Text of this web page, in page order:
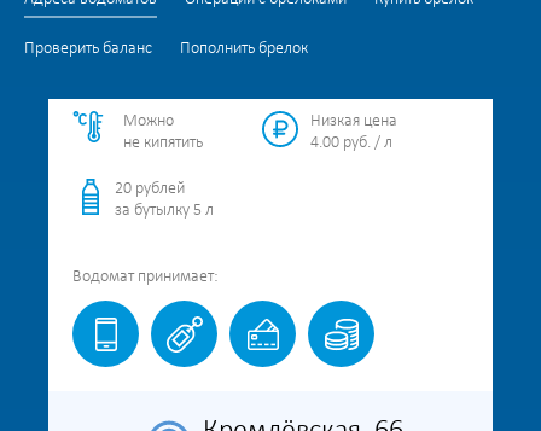
Проверить баланс Пополнить брелок
Можно
не кипятить
Низкая цена
4.00 руб. / л
20 рублей
за бутылку 5 л
Водомат принимает: